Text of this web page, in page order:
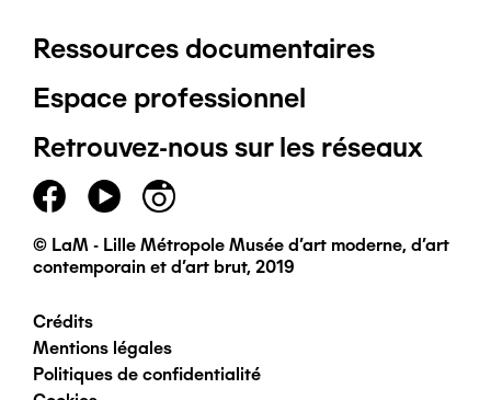
Pied
de
page
principal
Ressources documentaires
Espace professionnel
Retrouvez-nous sur les réseaux
© LaM - Lille Métropole Musée d'art moderne, d'art
contemporain et d'art brut, 2019
Pied
Crédits
Mentions légales
Politiques de confidentialité